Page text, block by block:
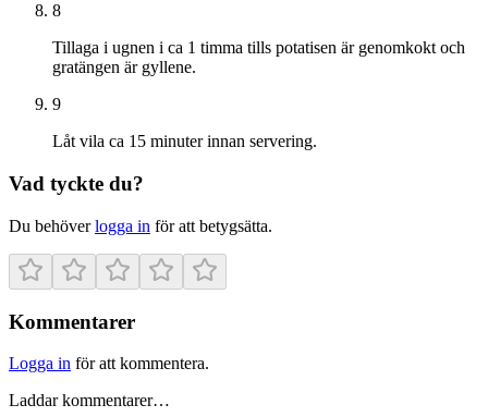
8
Tillaga i ugnen i ca 1 timma tills potatisen är genomkokt och
gratängen är gyllene.
9
Låt vila ca 15 minuter innan servering.
Vad tyckte du?
Du behöverlogga in för att betygsätta.
Kommentarer
Logga in för att kommentera.
Laddar kommentarer…